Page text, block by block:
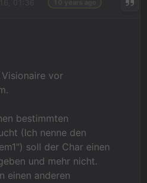
vor
bestimmten
(Ich nenne den
soll der Char einen
und mehr nicht.
einen anderen